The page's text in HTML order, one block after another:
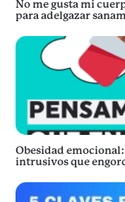
No me gusta mi
para adelgazar
Obesidad
intrusivos que